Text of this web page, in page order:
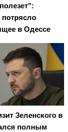
потрясло
в Одессе
Зеленского в
полным